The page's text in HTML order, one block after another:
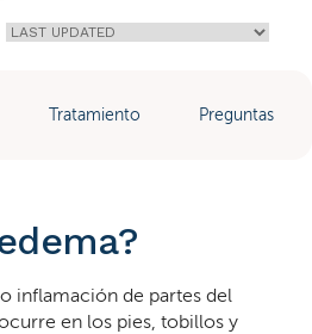
Tratamiento Preguntas
inflamación de partes del
en los pies, tobillos y